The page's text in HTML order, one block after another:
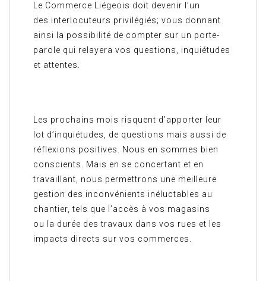
Le Commerce Liégeois doit devenir l’un
des interlocuteurs privilégiés; vous donnant
ainsi la possibilité de compter sur un porte-
parole qui relayera vos questions, inquiétudes
et attentes.
Les prochains mois risquent d’apporter leur
lot d’inquiétudes, de questions mais aussi de
réflexions positives. Nous en sommes bien
conscients. Mais en se concertant et en
travaillant, nous permettrons une meilleure
gestion des inconvénients inéluctables au
chantier, tels que l’accès à vos magasins
ou la durée des travaux dans vos rues et les
impacts directs sur vos commerces.